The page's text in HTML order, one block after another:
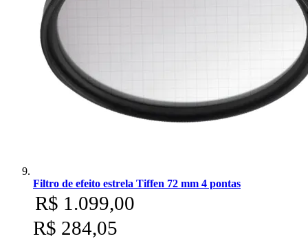
Filtro de efeito estrela Tiffen 72 mm 4 pontas
R$ 1.099,00
R$ 284,05